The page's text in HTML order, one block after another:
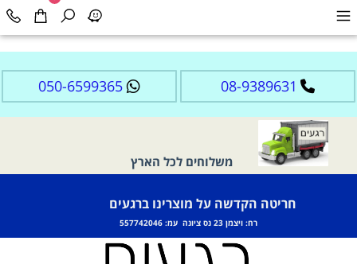
08-9389631
050-6599365
משלוחים לכל הארץ
חריטה הקדשה על מוצרינו ברגעים
רח: ויצמן 23 נס ציונה עמ: 557742046